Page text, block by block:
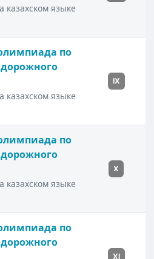
казахском языке
по
казахском языке
IX
по
казахском языке
X
по
XI